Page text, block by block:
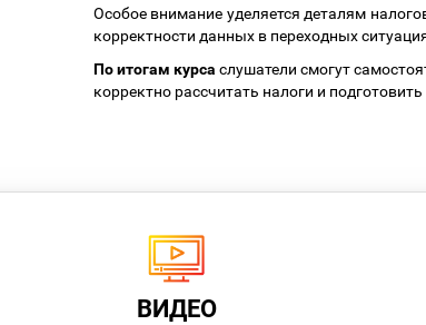
Особое внимание уделяется деталям
корректности данных в переходных
По итогам курса слушатели смогут
корректно рассчитать налоги и
ВИДЕО